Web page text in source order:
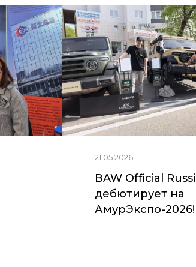
21.05.2026
BAW Official
дебютирует на
АмурЭкспо-2026!